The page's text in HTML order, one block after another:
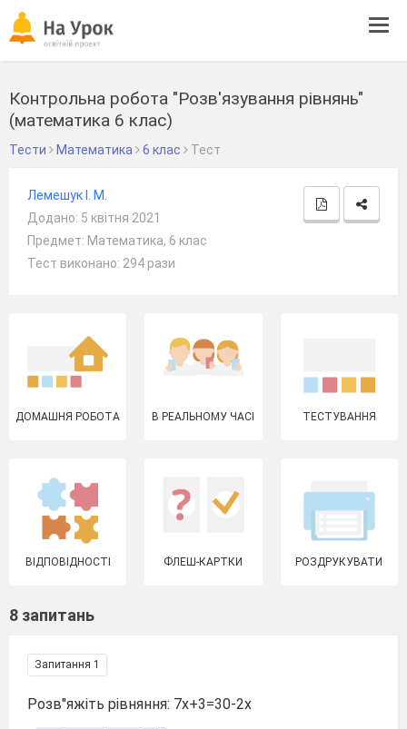
Контрольна робота "Розв'язування рівнянь"
(математика 6 клас)
Тести Математика 6 клас Тест
Лемешук І. М.
Додано: 5 квітня 2021
Предмет: Математика, 6 клас
Тест виконано: 294 рази
ДОМАШНЯ РОБОТА В РЕАЛЬНОМУ ЧАСІ ТЕСТУВАННЯ
ВІДПОВІДНОСТІ ФЛЕШ-КАРТКИ РОЗДРУКУВАТИ
8 запитань
Запитання 1
Розв"яжіть рівняння: 7х+3=30-2х